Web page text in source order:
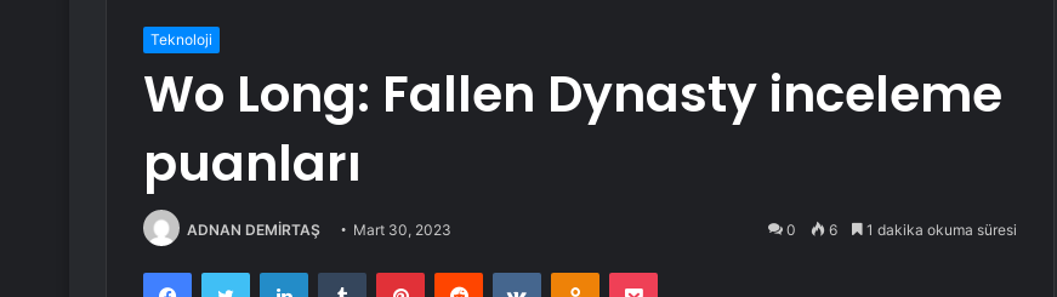
Teknoloji
Wo Long: Fallen Dynasty inceleme
puanları
ADNAN DEMİRTAŞ Mart 30, 2023 0 6 1 dakika okuma süresi
FacebookTwitter LinkedInTumblr PinterestReddit VKontakteOdnoklassniki
Pocket